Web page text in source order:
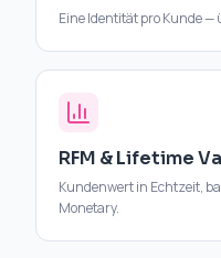
Eine Identität pro Kunde —
RFM & Lifetime
Kundenwert in Echtzeit,
Monetary.